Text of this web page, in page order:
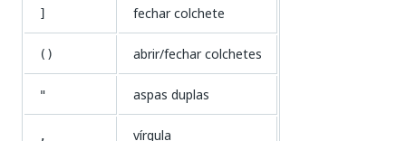
] fechar colchete
() abrir/fechar colchetes
" aspas duplas
, vírgula